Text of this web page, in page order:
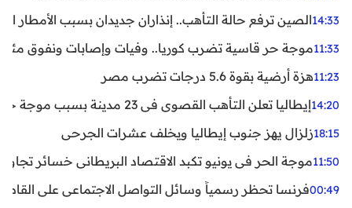
14:33الصين ترفع حالة التأهب.. إنذاران جديدان بسبب الأمطار
11:33موجة حر قاسية تضرب كوريا.. وفيات وإصابات ونفوق مئات
11:23هزة أرضية بقوة 5.6 درجات تضرب مصر
14:20إيطاليا تعلن التأهب القصوى في 23 مدينة بسبب موجة حر شديدة
18:15زلزال يهز جنوب إيطاليا ويخلف عشرات الجرحى
11:50موجة الحر في يونيو تكبد الاقتصاد البريطاني خسائر تجاوزت 1.5 مليار
00:49فرنسا تحظر رسمياً وسائل التواصل الاجتماعي على القاصرين